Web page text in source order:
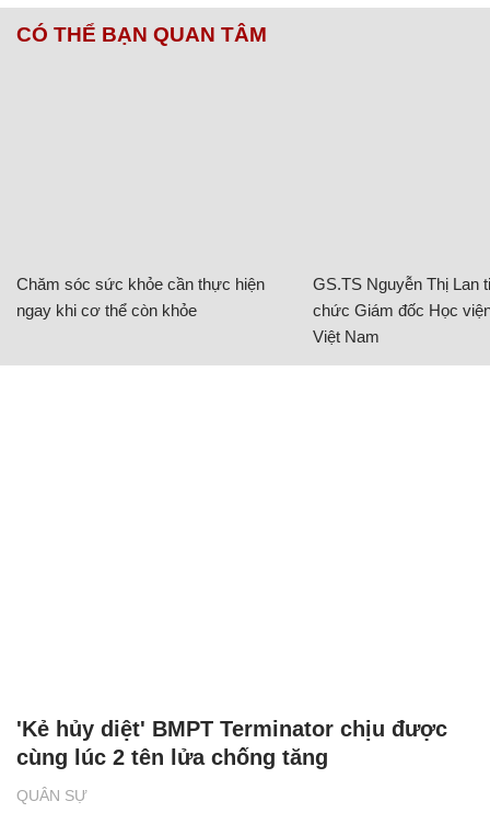
CÓ THỂ BẠN QUAN TÂM
Chăm sóc sức khỏe cần thực hiện
ngay khi cơ thể còn khỏe
GS.TS Nguyễn Thị Lan
chức Giám đốc Học
Việt Nam
QUÂN SỰ
'Kẻ hủy diệt' BMPT Terminator chịu được
cùng lúc 2 tên lửa chống tăng